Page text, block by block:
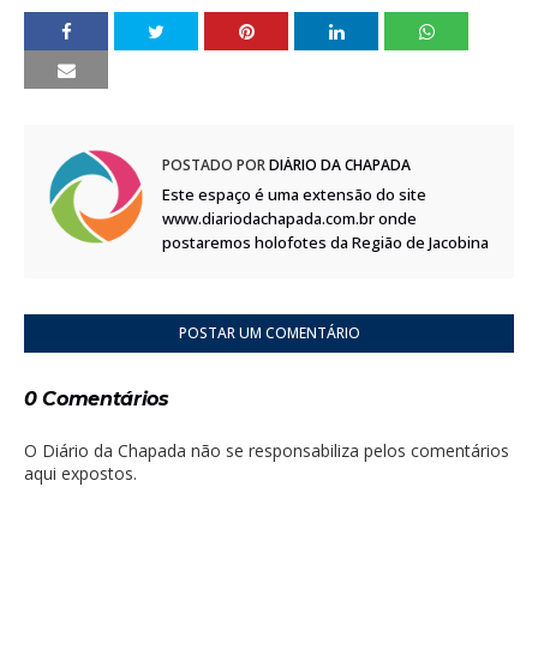
POSTADO PORDIÁRIO DA CHAPADA
Este espaço é uma extensão do site
www.diariodachapada.com.br onde
postaremos holofotes da Região de Jacobina
POSTAR UM COMENTÁRIO
0 Comentários
O Diário da Chapada não se responsabiliza pelos comentários
aqui expostos.